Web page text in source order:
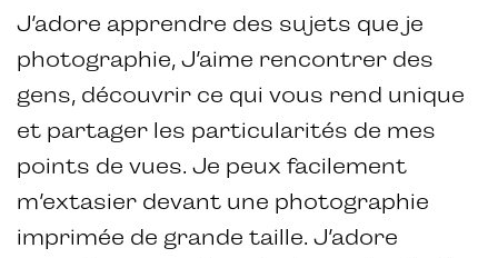
J’adore apprendre des sujets que je
photographie, J’aime rencontrer des
gens, découvrir ce qui vous rend unique
et partager les particularités de mes
points de vues. Je peux facilement
m’extasier devant une photographie
imprimée de grande taille. J’adore